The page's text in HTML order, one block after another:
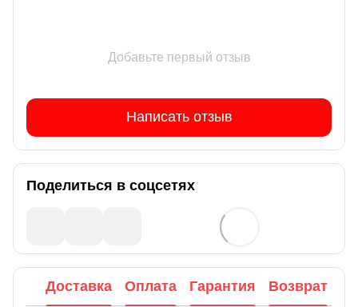
Добавьте первый отзыв
Написать отзыв
Поделиться в соцсетях
Доставка Оплата Гарантия Возврат